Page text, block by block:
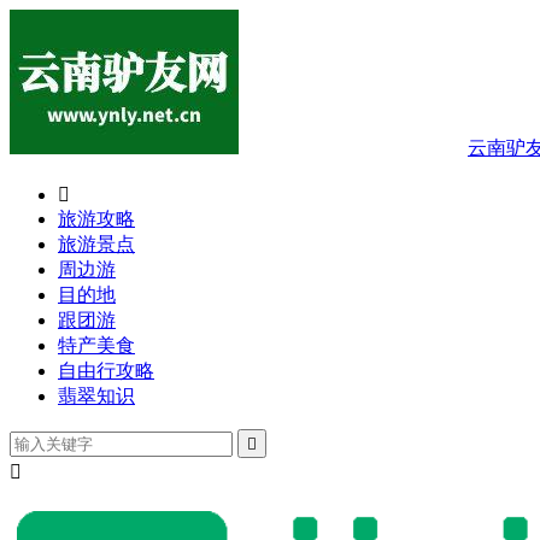
云南驴

旅游攻略
旅游景点
周边游
目的地
跟团游
特产美食
自由行攻略
翡翠知识

